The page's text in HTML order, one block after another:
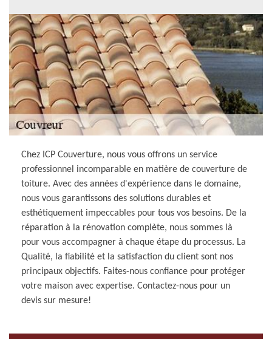
Chez ICP Couverture, nous vous offrons un service
professionnel incomparable en matière de couverture de
toiture. Avec des années d'expérience dans le domaine,
nous vous garantissons des solutions durables et
esthétiquement impeccables pour tous vos besoins. De la
réparation à la rénovation complète, nous sommes là
pour vous accompagner à chaque étape du processus. La
Qualité, la fiabilité et la satisfaction du client sont nos
principaux objectifs. Faites-nous confiance pour protéger
votre maison avec expertise. Contactez-nous pour un
devis sur mesure!